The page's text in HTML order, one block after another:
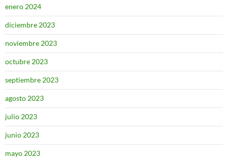
enero 2024
diciembre 2023
noviembre 2023
octubre 2023
septiembre 2023
agosto 2023
julio 2023
junio 2023
mayo 2023